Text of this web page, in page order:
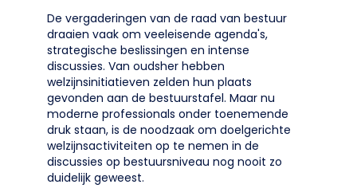
De vergaderingen van de raad van bestuur
draaien vaak om veeleisende agenda's,
strategische beslissingen en intense
discussies. Van oudsher hebben
welzijnsinitiatieven zelden hun plaats
gevonden aan de bestuurstafel. Maar nu
moderne professionals onder toenemende
druk staan, is de noodzaak om doelgerichte
welzijnsactiviteiten op te nemen in de
discussies op bestuursniveau nog nooit zo
duidelijk geweest.